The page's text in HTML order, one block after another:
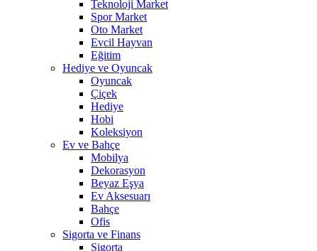
Teknoloji Market
Spor Market
Oto Market
Evcil Hayvan
Eğitim
Hediye ve Oyuncak
Oyuncak
Çiçek
Hediye
Hobi
Koleksiyon
Ev ve Bahçe
Mobilya
Dekorasyon
Beyaz Eşya
Ev Aksesuarı
Bahçe
Ofis
Sigorta ve Finans
Sigorta